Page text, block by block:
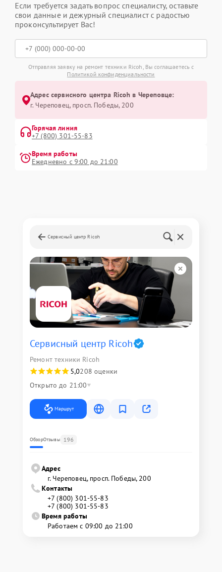
Если требуется задать вопрос специалисту, оставьте
свои данные и дежурный специалист с радостью
проконсультирует Вас!
Отправляя заявку на ремонт техники Ricoh, Вы соглашаетесь с
Политикой конфиденциальности
Адрес сервисного центра Ricoh в Череповце:
г. Череповец, просп. Победы, 200
Горячая линия
+7 (800) 301-55-83
Время работы
Ежедневно с 9:00 до 21:00
Сервисный центр Ricoh
Сервисный центр Ricoh
Ремонт техники Ricoh
5,0208 оценки
Открыто до 21:00
Маршрут
ОбзорОтзывы 196
Адрес
г. Череповец, просп. Победы, 200
Контакты
+7 (800) 301-55-83
+7 (800) 301-55-83
Время работы
Работаем с 09:00 до 21:00